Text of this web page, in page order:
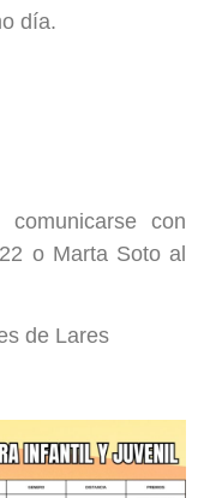
día.
con
o Marta Soto al
de Lares